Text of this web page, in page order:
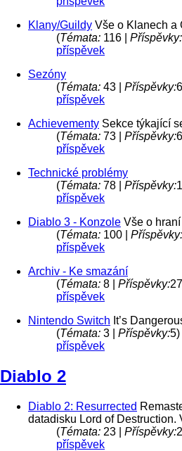
Klany/Guildy Vše o Klanech a
(Témata: 116 | Příspěvky:
příspěvek
Sezóny
(Témata: 43 | Příspěvky:
příspěvek
Achievementy Sekce týkající
(Témata: 73 | Příspěvky:
příspěvek
Technické problémy
(Témata: 78 | Příspěvky:
příspěvek
Diablo 3 - Konzole Vše o
(Témata: 100 | Příspěvky:
příspěvek
Archiv - Ke smazání
(Témata: 8 | Příspěvky:
příspěvek
Nintendo Switch It’s
(Témata: 3 | Příspěvky:5)
příspěvek
Diablo 2
Diablo 2: Resurrected
datadisku Lord of Destruction.
(Témata: 23 | Příspěvky:
příspěvek